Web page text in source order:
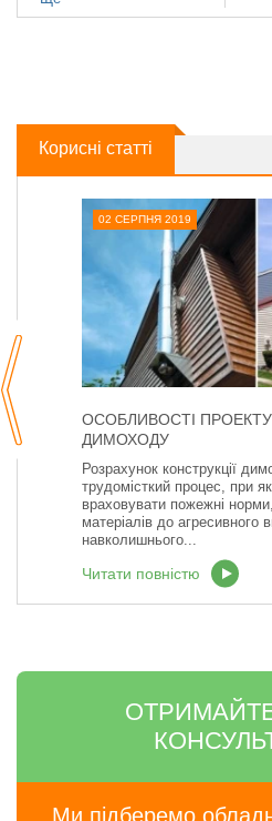
Корисні статті
02 СЕРПНЯ 2019
ОСОБЛИВОСТІ
ДИМОХОДУ
Розрахунок конструкції
трудомісткий процес, при
враховувати пожежні
матеріалів до агресивного
навколишнього...
Читати повністю
Ми підберемо